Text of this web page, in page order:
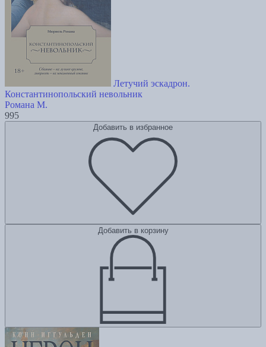
Летучий эскадрон.
Константинопольский невольник
Романа М.
995
Добавить в избранное
Добавить в корзину